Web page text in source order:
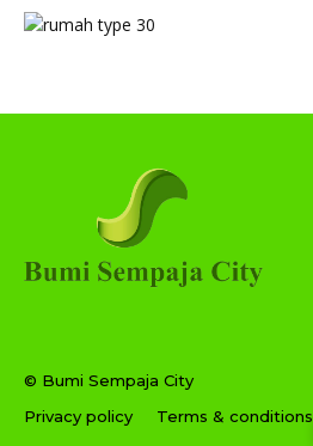
© Bumi Sempaja City
Privacy policy
Terms & conditions